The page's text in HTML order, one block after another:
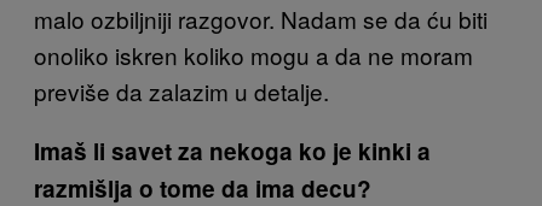
malo ozbiljniji razgovor. Nadam se da ću biti
onoliko iskren koliko mogu a da ne moram
previše da zalazim u detalje.
Imaš li savet za nekoga ko je kinki a
razmišlja o tome da ima decu?